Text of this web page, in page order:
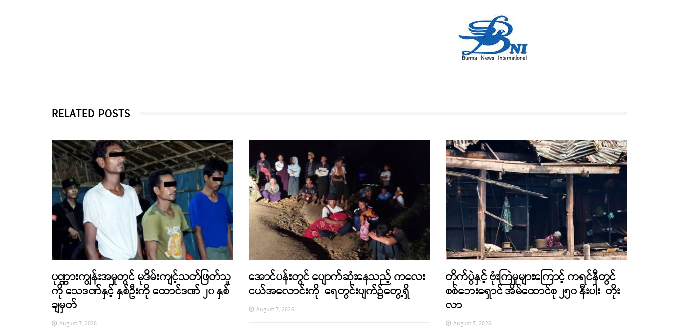
RELATED POSTS
ပုဏ္ဏားကျွန်းအမှုတွင် မုဒိမ်းကျင့်သတ်ဖြတ်သူ
ကို သေဒဏ်နှင့် နှစ်ဦးကို ထောင်ဒဏ် ၂၀ နှစ်
ချမှတ်
August 7, 2026
အောင်ပန်းတွင် ပျောက်ဆုံးနေသည့် ကလေး
ငယ်အလောင်းကို ရေတွင်းပျက်၌တွေ့ရှိ
August 7, 2026
တိုက်ပွဲနှင့် ဗုံးကြဲမှုများကြောင့် ကရင်နီတွင်
စစ်ဘေးရှောင် အိမ်ထောင်စု ၂၅၀ နီးပါး တိုး
လာ
August 7, 2026